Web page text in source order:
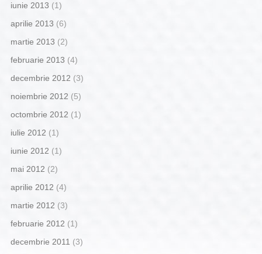
iunie 2013 (1)
aprilie 2013 (6)
martie 2013 (2)
februarie 2013 (4)
decembrie 2012 (3)
noiembrie 2012 (5)
octombrie 2012 (1)
iulie 2012 (1)
iunie 2012 (1)
mai 2012 (2)
aprilie 2012 (4)
martie 2012 (3)
februarie 2012 (1)
decembrie 2011 (3)